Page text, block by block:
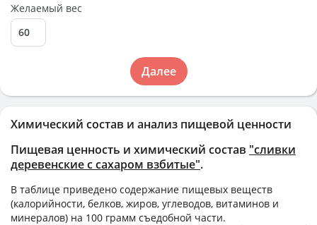
Химический состав и анализ пищевой ценности
Пищевая ценность и химический состав "сливки
деревенские с сахаром взбитые".
В таблице приведено содержание пищевых веществ
(калорийности, белков, жиров, углеводов, витаминов и
минералов) на 100 грамм съедобной части.
Желаемый вес
Далее